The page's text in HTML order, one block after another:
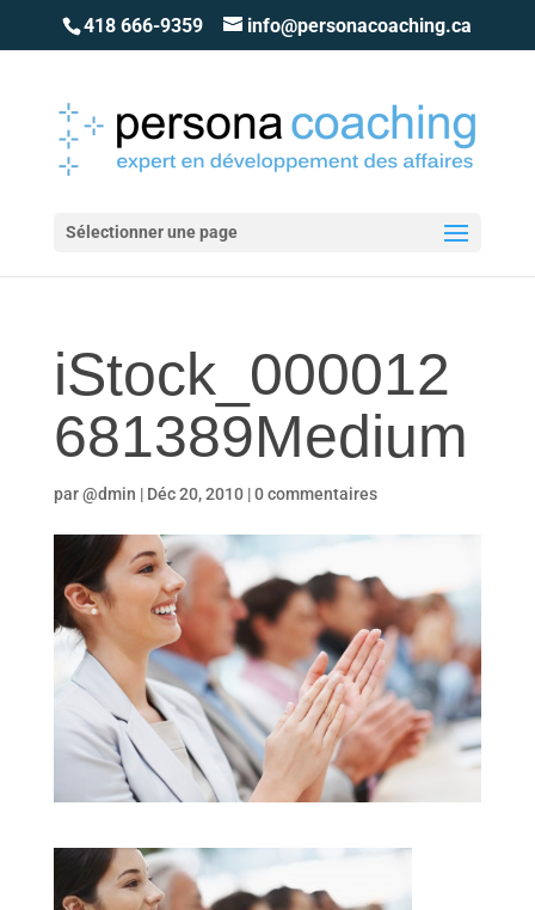
418 666-9359 info@personacoaching.ca
Sélectionner une page
iStock_000012
681389Medium
par@dmin | Déc 20, 2010|0 commentaires